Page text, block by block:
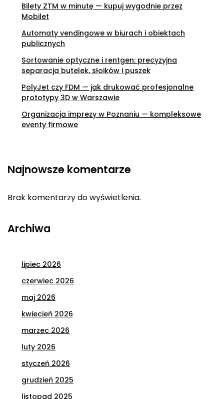
Bilety ZTM w minutę — kupuj wygodnie przez
Mobilet
Automaty vendingowe w biurach i obiektach
publicznych
Sortowanie optyczne i rentgen: precyzyjna
separacja butelek, słoików i puszek
PolyJet czy FDM — jak drukować profesjonalne
prototypy 3D w Warszawie
Organizacja imprezy w Poznaniu — kompleksowe
eventy firmowe
Najnowsze komentarze
Brak komentarzy do wyświetlenia.
Archiwa
lipiec 2026
czerwiec 2026
maj 2026
kwiecień 2026
marzec 2026
luty 2026
styczeń 2026
grudzień 2025
listopad 2025